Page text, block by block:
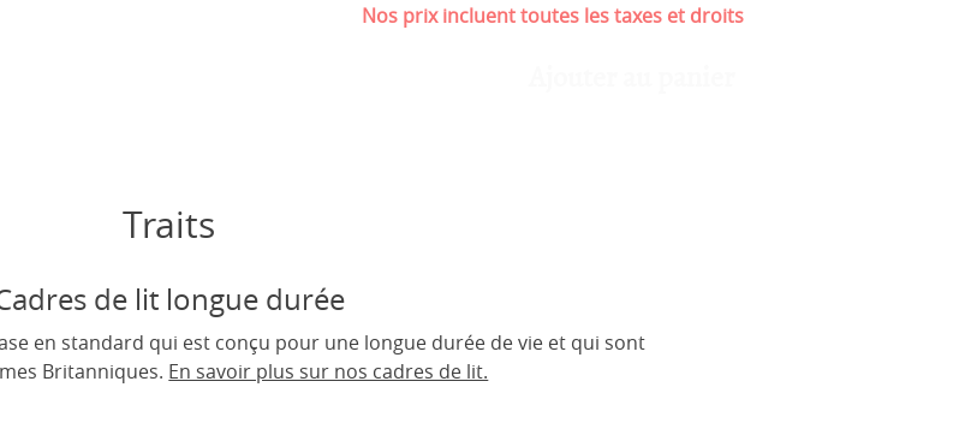
Nos prix incluent toutes les taxes et droits
Traits
de lit longue durée
en standard qui est conçu pour une longue durée de vie et qui sont
Britanniques. En savoir plus sur nos cadres de lit.